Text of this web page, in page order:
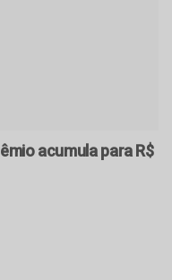
acumula para R$